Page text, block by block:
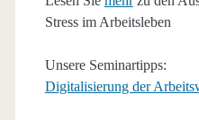
Stress im Arbeitsleben
Unsere
Digitalisierung der